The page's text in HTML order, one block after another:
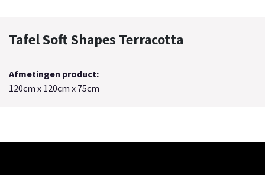
Tafel Soft Shapes Terracotta
Afmetingen product:
120cm x 120cm x 75cm